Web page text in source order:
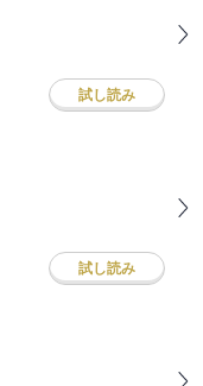
試し読み
試し読み